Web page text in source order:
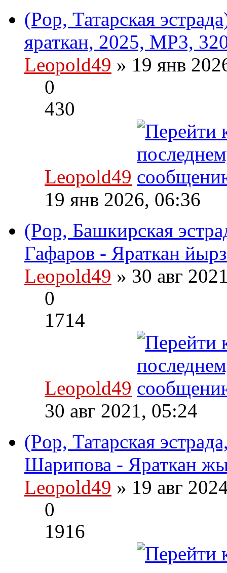
(Pop, Татарская
яраткан, 2025, MP3,
Leopold49 » 19 янв
0
430
Leopold49
19 янв 2026, 06:36
(Pop, Башкирская
Гафаров - Яраткан
Leopold49 » 30 авг
0
1714
Leopold49
30 авг 2021, 05:24
(Pop, Татарская
Шарипова - Яраткан
Leopold49 » 19 авг
0
1916